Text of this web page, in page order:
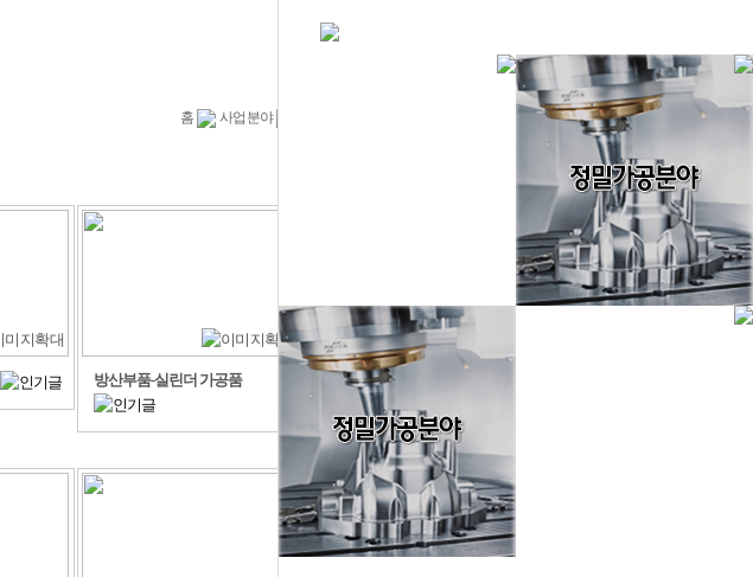
홈 사업분야 주요 제품
1 페이지]
방산부품-실린더 가공품 방산부품-알루미늄 BR'K류